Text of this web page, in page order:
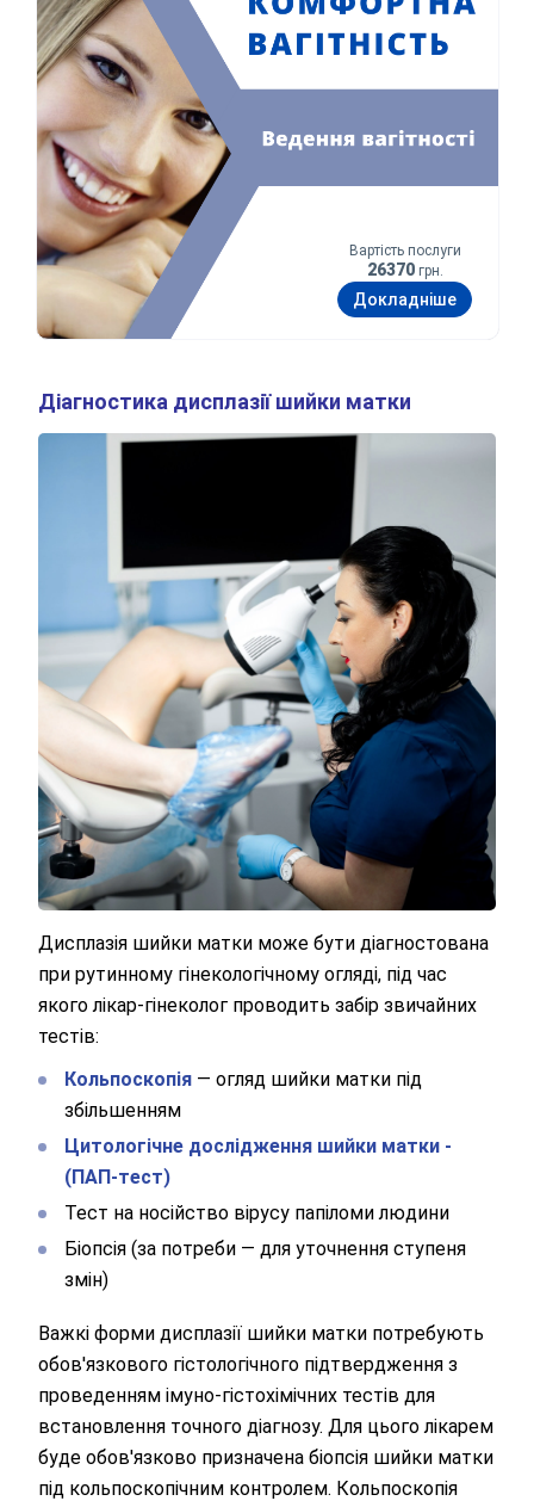
Вартість послуги
26370 грн.
Докладніше
Діагностика дисплазії шийки матки
Дисплазія шийки матки може бути діагностована
при рутинному гінекологічному огляді, під час
якого лікар-гінеколог проводить забір звичайних
тестів:
Кольпоскопія — огляд шийки матки під
збільшенням
Цитологічне дослідження шийки матки -
(ПАП-тест)
Тест на носійство вірусу папіломи людини
Біопсія (за потреби — для уточнення ступеня
змін)
Важкі форми дисплазії шийки матки потребують
обов'язкового гістологічного підтвердження з
проведенням імуно-гістохімічних тестів для
встановлення точного діагнозу. Для цього лікарем
буде обов'язково призначена біопсія шийки матки
під кольпоскопічним контролем. Кольпоскопія